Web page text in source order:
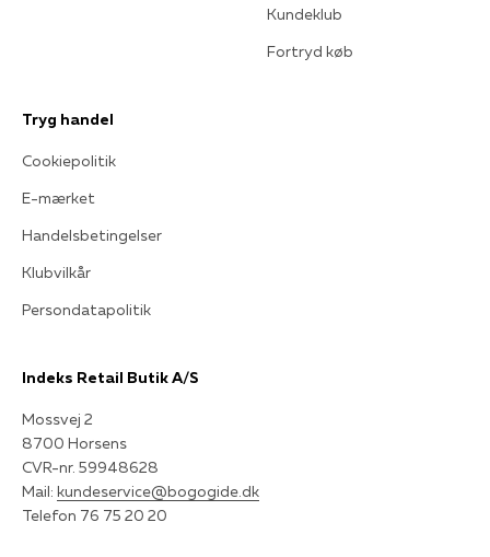
Kundeklub
Fortryd køb
Tryg handel
Cookiepolitik
E-mærket
Handelsbetingelser
Klubvilkår
Persondatapolitik
Indeks Retail Butik A/S
Mossvej 2
8700 Horsens
CVR-nr. 59948628
Mail: kundeservice@bogogide.dk
Telefon 76 75 20 20